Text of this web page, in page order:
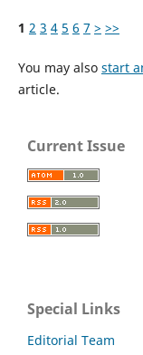
1 2 3 4 5 6 7 > >>
You may also start
article.
Current Issue
Special Links
Editorial Team